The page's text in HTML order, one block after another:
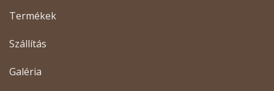
Termékek
Szállítás
Galéria